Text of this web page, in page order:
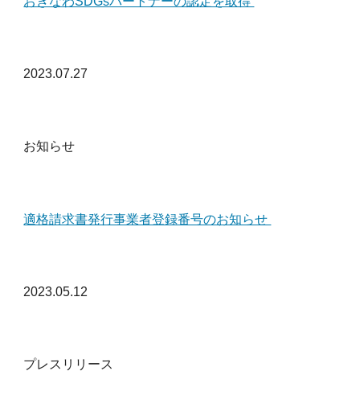
2023.07.27
お知らせ
適格請求書発行事業者登録番号のお知らせ
2023.05.12
プレスリリース